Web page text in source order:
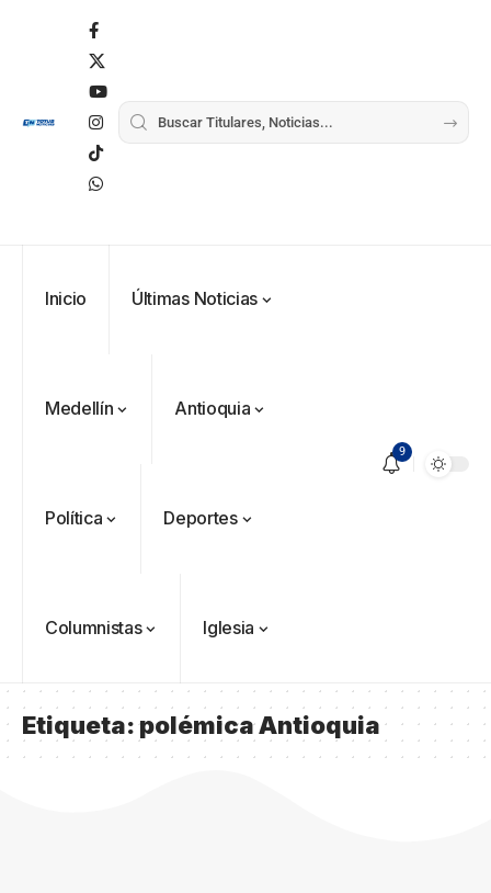
Inicio Últimas Noticias
Medellín Antioquia
Política Deportes
Columnistas Iglesia
9
Etiqueta:polémica Antioquia